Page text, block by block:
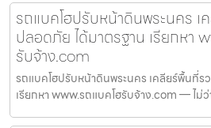
รถแบคโฮปรับหน้าดินพระนคร เ
ปลอดภัย ได้มาตรฐาน เรียกหา
รับจ้าง.com
รถแบคโฮปรับหน้าดินพระนคร เคลียร์พื้นที่ร
เรียกหา www.รถแบคโฮรับจ้าง.com — ไม่